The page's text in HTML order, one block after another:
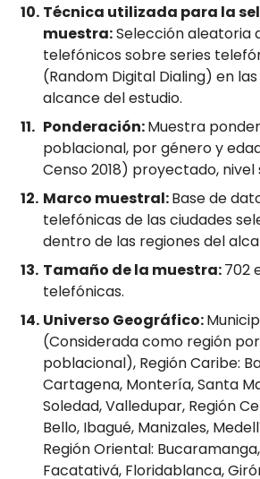
Técnica utilizada para la
muestra:Selección aleatoria
telefónicos sobre series
(Random Digital Dialing) en
alcance del estudio.
Ponderación:Muestra
poblacional, por género y
Censo 2018) proyectado,
Marco muestral:Base de
telefónicas de las ciudades
dentro de las regiones del
Tamaño de la muestra:702
telefónicas.
Universo Geográfico:
(Considerada como región
poblacional), Región Caribe:
Cartagena, Montería, Santa
Soledad, Valledupar, Región
Bello, Ibagué, Manizales,
Región Oriental:
Facatativá, Floridablanca,